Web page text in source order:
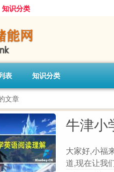
知识分类
表 知识分类
文章
牛津小
大家好,小福
道,现在让我